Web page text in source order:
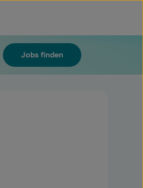
Jobs finden